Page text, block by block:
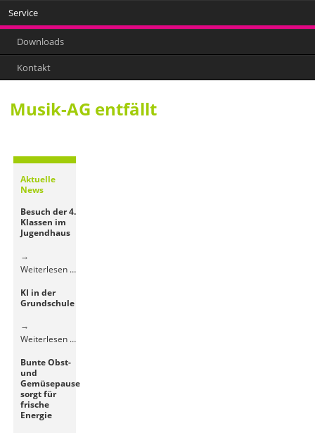
Service
Downloads
Kontakt
Musik-AG entfällt
Aktuelle
News
Besuch der 4.
Klassen im
Jugendhaus
Weiterlesen …Besuch
KI in der
Grundschule
Weiterlesen …KI
Bunte Obst-
und
Gemüsepause
sorgt für
frische
Energie